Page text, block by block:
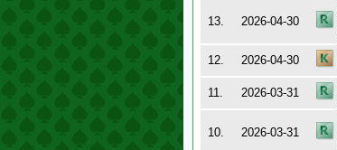
13. 2026-04-30
12. 2026-04-30
11. 2026-03-31
10. 2026-03-31